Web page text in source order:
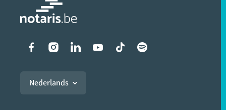
Liens vers les réseaux
Nederlands